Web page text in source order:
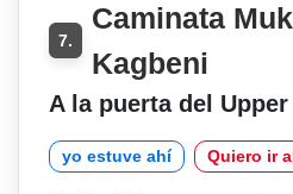
7.
Caminata
Kagbeni
A la puerta del
yo estuve ahí Quiero ir